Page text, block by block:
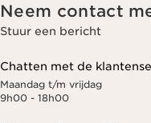
Neem contact
Stuur een bericht
Chatten met de
Maandag t/m vrijdag
9h00 - 18h00